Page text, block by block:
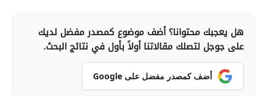
هل يعجبك محتوانا؟ أضف موضوع كمصدر مفضل لديك
على جوجل لتصلك مقالاتنا أولاً بأول في نتائج البحث.
أضف كمصدر مفضل على Google